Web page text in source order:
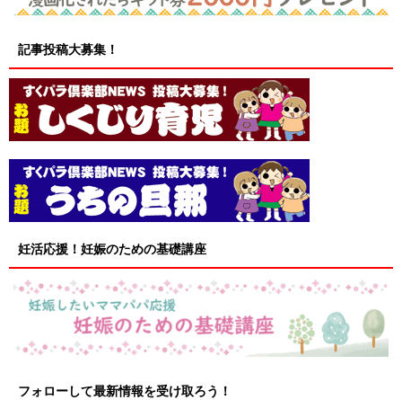
記事投稿大募集！
妊活応援！妊娠のための基礎講座
フォローして最新情報を受け取ろう！